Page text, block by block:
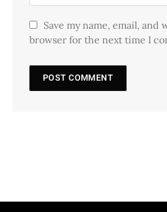
Save my name, email, and
browser for the next time I